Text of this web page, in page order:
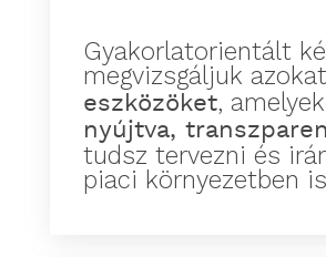
Gyakorlatorientált
megvizsgáljuk
eszközöket,
nyújtva,
tudsz tervezni és
piaci környezetben